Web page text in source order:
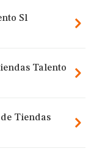
Sl
Talento
Tiendas